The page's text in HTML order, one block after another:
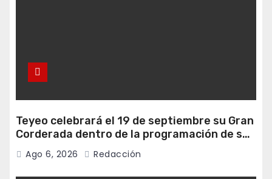
Teyeo celebrará el 19 de septiembre su Gran
Corderada dentro de la programación de sus
fiestas
Ago 6, 2026 Redacción